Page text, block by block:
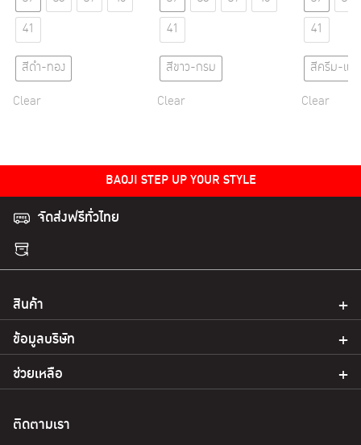
41
สีดำ-ทอง
Clear
41
สีขาว-กรม
Clear
41
สีครีม-แด
Clear
BAOJI STEP UP YOUR STYLE
จัดส่งฟรีทั่วไทย
สินค้า
ข้อมูลบริษัท
ช่วยเหลือ
ติดตามเรา